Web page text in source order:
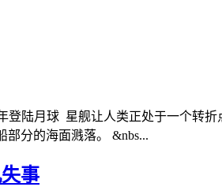
年登陆月球 星舰让人类正处于一个
分的海面溅落。 &nbs...
事